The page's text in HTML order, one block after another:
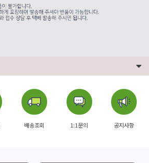
배송조회 1:1문의 공지사항